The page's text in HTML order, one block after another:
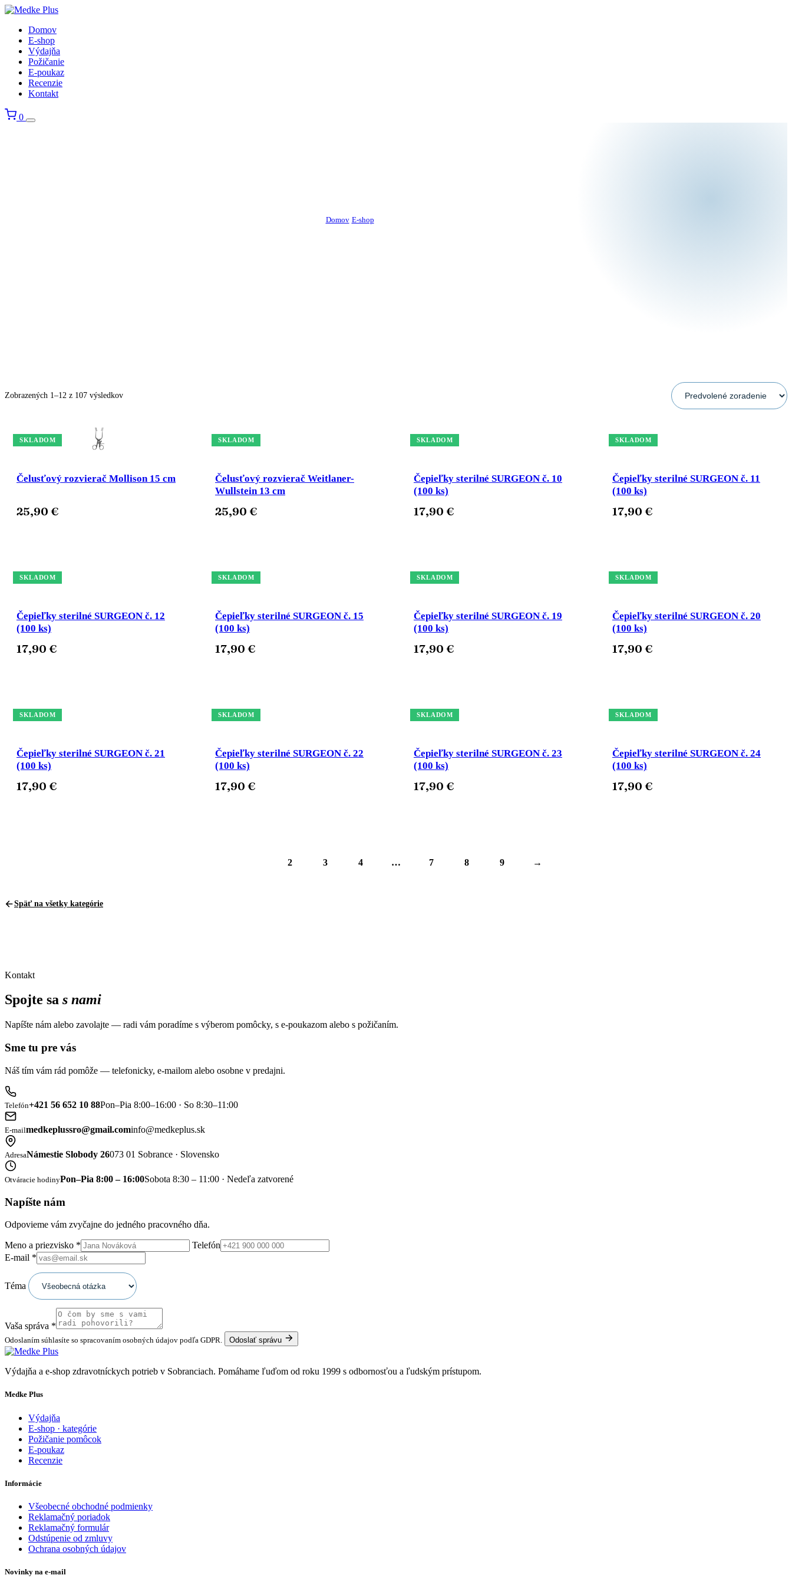
Domov
E-shop
Výdajňa
Požičanie
E-poukaz
Recenzie
Kontakt
0
Domov/ E-shop
Zobrazených 1–12 z 107 výsledkov
SKLADOM
Čelusťový rozvierač Mollison 15 cm
25,90 €
SKLADOM
Čelusťový rozvierač Weitlaner-
Wullstein 13 cm
25,90 €
SKLADOM
Čepieľky sterilné SURGEON č. 10
(100 ks)
17,90 €
SKLADOM
Čepieľky sterilné SURGEON č. 11
(100 ks)
17,90 €
SKLADOM
Čepieľky sterilné SURGEON č. 12
(100 ks)
17,90 €
SKLADOM
Čepieľky sterilné SURGEON č. 15
(100 ks)
17,90 €
SKLADOM
Čepieľky sterilné SURGEON č. 19
(100 ks)
17,90 €
SKLADOM
Čepieľky sterilné SURGEON č. 20
(100 ks)
17,90 €
SKLADOM
Čepieľky sterilné SURGEON č. 21
(100 ks)
17,90 €
SKLADOM
Čepieľky sterilné SURGEON č. 22
(100 ks)
17,90 €
SKLADOM
Čepieľky sterilné SURGEON č. 23
(100 ks)
17,90 €
SKLADOM
Čepieľky sterilné SURGEON č. 24
(100 ks)
17,90 €
2 3 4 … 7 8 9 →
Späť na všetky kategórie
Kontakt
Spojte sa s nami
Napíšte nám alebo zavolajte — radi vám poradíme s výberom pomôcky, s e-poukazom alebo s požičaním.
Sme tu pre vás
Náš tím vám rád pomôže — telefonicky, e-mailom alebo osobne v predajni.
Telefón+421 56 652 10 88Pon–Pia 8:00–16:00 · So 8:30–11:00
E-mailmedkeplussro@gmail.cominfo@medkeplus.sk
AdresaNámestie Slobody 26073 01 Sobrance · Slovensko
Otváracie hodinyPon–Pia 8:00 – 16:00Sobota 8:30 – 11:00 · Nedeľa zatvorené
Napíšte nám
Odpovieme vám zvyčajne do jedného pracovného dňa.
Meno a priezvisko *
Telefón
E-mail *
Téma
Vaša správa *
Odoslaním súhlasíte so spracovaním osobných údajov podľa GDPR. Odoslať správu
Výdajňa a e-shop zdravotníckych potrieb v Sobranciach. Pomáhame ľuďom od roku 1999 s odbornosťou a ľudským prístupom.
Medke Plus
Výdajňa
E-shop · kategórie
Požičanie pomôcok
E-poukaz
Recenzie
Informácie
Všeobecné obchodné podmienky
Reklamačný poriadok
Reklamačný formulár
Odstúpenie od zmluvy
Ochrana osobných údajov
Novinky na e-mail